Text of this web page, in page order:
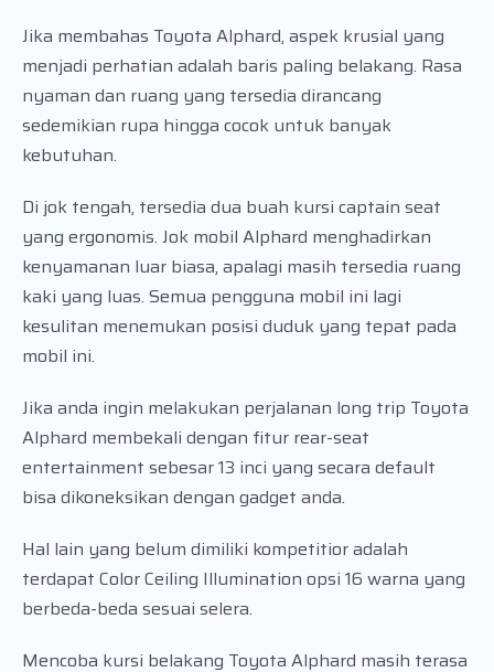
Jika membahas Toyota Alphard, aspek krusial yang
menjadi perhatian adalah baris paling belakang. Rasa
nyaman dan ruang yang tersedia dirancang
sedemikian rupa hingga cocok untuk banyak
kebutuhan.
Di jok tengah, tersedia dua buah kursi captain seat
yang ergonomis. Jok mobil Alphard menghadirkan
kenyamanan luar biasa, apalagi masih tersedia ruang
kaki yang luas. Semua pengguna mobil ini lagi
kesulitan menemukan posisi duduk yang tepat pada
mobil ini.
Jika anda ingin melakukan perjalanan long trip Toyota
Alphard membekali dengan fitur rear-seat
entertainment sebesar 13 inci yang secara default
bisa dikoneksikan dengan gadget anda.
Hal lain yang belum dimiliki kompetitior adalah
terdapat Color Ceiling Illumination opsi 16 warna yang
berbeda-beda sesuai selera.
Mencoba kursi belakang Toyota Alphard masih terasa